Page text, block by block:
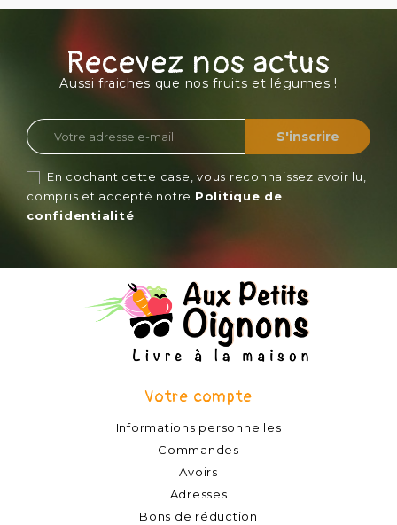
Recevez nos actus
Aussi fraiches que nos fruits et légumes !
En cochant cette case, vous reconnaissez avoir lu,
compris et accepté notre Politique de
confidentialité
Votre compte
Informations personnelles
Commandes
Avoirs
Adresses
Bons de réduction